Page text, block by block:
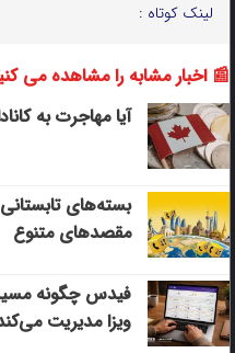
لینک کوتاه :
📰 اخبار مشابه را مشاهده می
آیا مهاجرت به
بسته‌های
مقصدهای متنوع
فیدس چگونه مسیر
ویزا مدیریت